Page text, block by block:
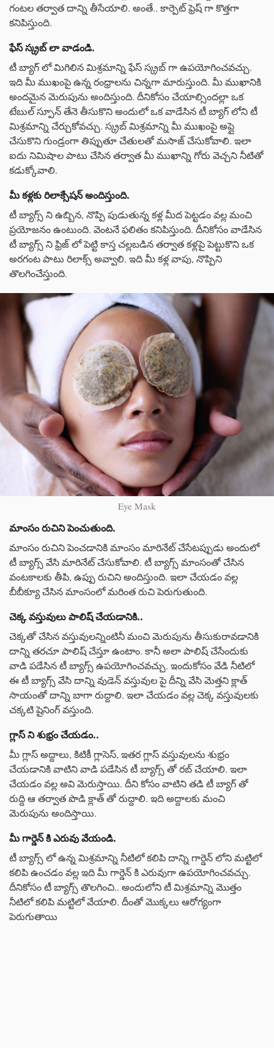
గంటల తర్వాత దాన్ని తీసేయాలి. అంతే.. కార్పెట్ ఫ్రెష్ గా కొత్తగా
కనిపిస్తుంది.
ఫేస్ స్క్రబ్ లా వాడండి.
టీ బ్యాగ్ లో మిగిలిన మిశ్రమాన్ని ఫేస్ స్క్రబ్ గా ఉపయోగించవచ్చు.
ఇది మీ ముఖంపై ఉన్న రంధ్రాలను చిన్నగా మారుస్తుంది. మీ ముఖానికి
అందమైన మెరుపును అందిస్తుంది. దీనికోసం చేయాల్సిందల్లా ఒక
టేబుల్ స్పూన్ తేనె తీసుకొని అందులో ఒక వాడేసిన టీ బ్యాగ్ లోని టీ
మిశ్రమాన్ని చేర్చుకోవచ్చు. స్క్రబ్ మిశ్రమాన్ని మీ ముఖంపై అప్లై
చేసుకొని గుండ్రంగా తిప్పుతూ చేతులతో మసాజ్ చేసుకోవాలి. ఇలా
ఐదు నిమిషాల పాటు చేసిన తర్వాత మీ ముఖాన్ని గోరు వెచ్చని నీటితో
కడుక్కోవాలి.
మీ కళ్లకు రిలాక్సేషన్ అందిస్తుంది.
టీ బ్యాగ్స్ ని ఉబ్బిన, నొప్పి పుడుతున్న కళ్ల మీద పెట్టడం వల్ల మంచి
ప్రయోజనం ఉంటుంది. వెంటనే ఫలితం కనిపిస్తుంది. దీనికోసం వాడేసిన
టీ బ్యాగ్స్ ని ఫ్రిజ్ లో పెట్టి కాస్త చల్లబడిన తర్వాత కళ్లపై పెట్టుకొని ఒక
అరగంట పాటు రిలాక్స్ అవ్వాలి. ఇది మీ కళ్ల వాపు, నొప్పిని
తొలగించేస్తుంది.
Eye Mask
మాంసం రుచిని పెంచుతుంది.
మాంసం రుచిని పెంచడానికి మాంసం మారినేట్ చేసేటప్పుడు అందులో
టీ బ్యాగ్స్ వేసి మారినేట్ చేసుకోవాలి. టీ బ్యాగ్స్ మాంసంతో చేసిన
వంటకాలకు తీపి, ఉప్పు రుచిని అందిస్తుంది. ఇలా చేయడం వల్ల
బీబీక్యూ చేసిన మాంసంలో మరింత రుచి పెరుగుతుంది.
చెక్క వస్తువులు పాలిష్ చేయడానికి..
చెక్కతో చేసిన వస్తువులన్నింటినీ మంచి మెరుపును తీసుకురావడానికి
దాన్ని తరచూ పాలిష్ చేస్తూ ఉంటాం. కానీ అలా పాలిష్ చేసేందుకు
వాడి పడేసిన టీ బ్యాగ్స్ ఉపయోగించవచ్చు. ఇందుకోసం వేడి నీటిలో
ఈ టీ బ్యాగ్స్ వేసి దాన్ని వుడెన్ వస్తువుల పై దీన్ని వేసి మెత్తని క్లాత్
సాయంతో దాన్ని బాగా రుద్దాలి. ఇలా చేయడం వల్ల చెక్క వస్తువులకు
చక్కటి షైనింగ్ వస్తుంది.
గ్లాస్ ని శుభ్రం చేయడం..
మీ గ్లాస్ అద్దాలు, కిటికీ గ్లాసెస్, ఇతర గ్లాస్ వస్తువులను శుభ్రం
చేయడానికి వాటిని వాడి పడేసిన టీ బ్యాగ్స్ తో రబ్ చేయాలి. ఇలా
చేయడం వల్ల అవి మెరుస్తాయి. దీని కోసం వాటిని తడి టీ బ్యాగ్ తో
రుద్ది ఆ తర్వాత పొడి క్లాత్ తో రుద్దాలి. ఇది అద్దాలకు మంచి
మెరుపును అందిస్తాయి.
మీ గార్డెన్ కి ఎరువు వేయండి.
టీ బ్యాగ్స్ లో ఉన్న మిశ్రమాన్ని నీటిలో కలిపి దాన్ని గార్డెన్ లోని మట్టిలో
కలిపి ఉంచడం వల్ల ఇది మీ గార్డెన్ కి ఎరువుగా ఉపయోగించవచ్చు.
దీనికోసం టీ బ్యాగ్స్ తొలగించి.. అందులోని టీ మిశ్రమాన్ని మొత్తం
నీటిలో కలిపి మట్టిలో వేయాలి. దీంతో మొక్కలు ఆరోగ్యంగా
పెరుగుతాయి